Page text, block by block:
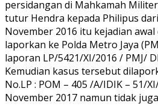
persidangan di Mahkamah
tutur Hendra kepada Philipus
November 2016 itu kejadian
laporkan ke Polda Metro Jaya
laporan LP/5421/XI/2016 / PMJ/
Kemudian kasus tersebut
No.LP : POM – 405 /A/IDIK – 51/
November 2017 namun tidak